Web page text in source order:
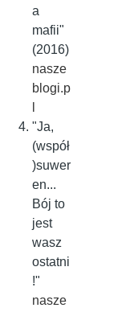
a
mafii"
(2016)
nasze
blogi.p
"Ja,
(współ
)suwer
en...
Bój to
jest
wasz
ostatni
!"
nasze